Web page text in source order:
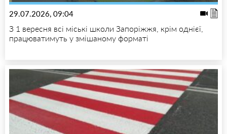
29.07.2026, 09:04
З 1 вересня всі міські школи Запоріжжя, крім однієї,
працюватимуть у змішаному форматі